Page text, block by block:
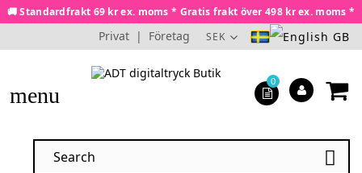
🚚 Standardfrakt 69 kr ex. moms * Gratis frakt över 498 kr ex. moms *
Privat | Företag SEK
menu

0